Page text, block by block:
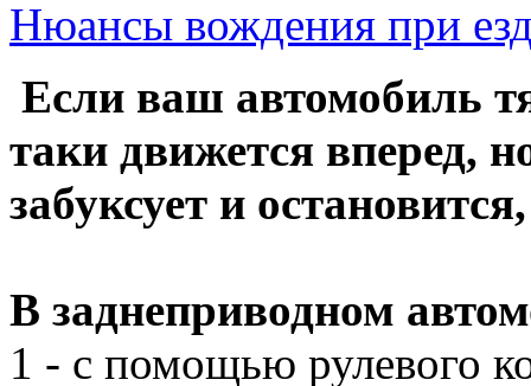
Нюансы вождения при
Если ваш автомобиль
таки движется вперед,
забуксует и
В заднеприводном
1 - с помощью рулевого